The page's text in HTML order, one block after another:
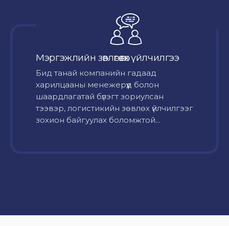
Мэргэжлийн зөвлөгөө өгөх үйлчилгээ
Бид танай компанийн гадаад
харилцааны менежерүүд болон
шаардлагатай бүлэгт зориулсан
тээвэр, логистикийн зөвлөх үйлчилгээг
зохион байгуулах боломжтой...